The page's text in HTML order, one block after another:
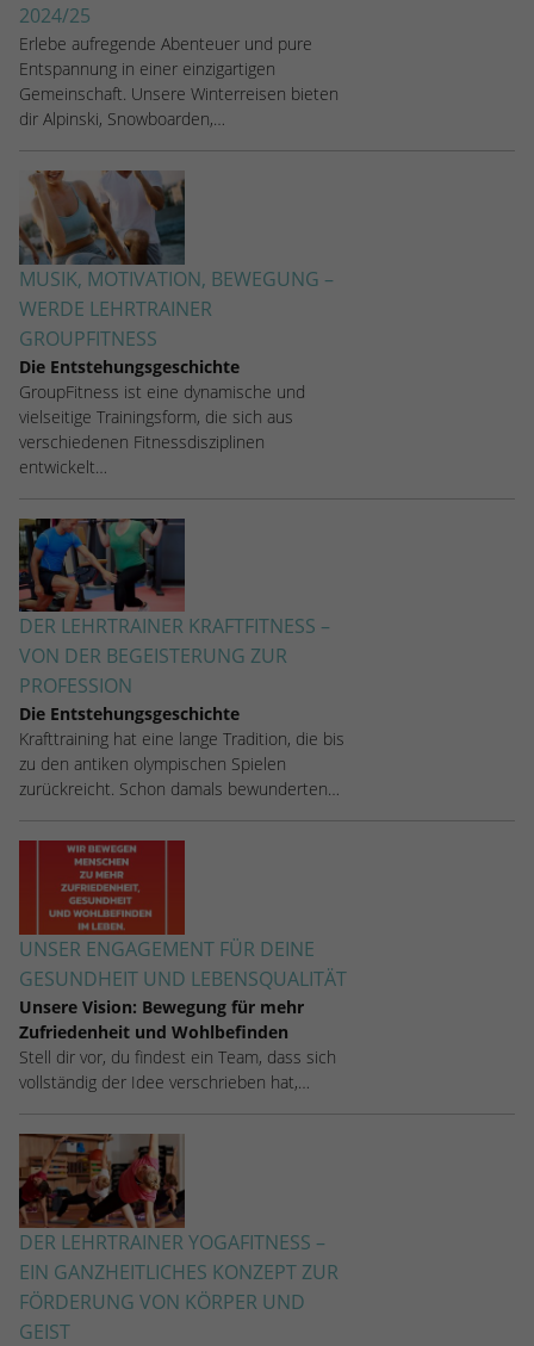
2024/25
Erlebe aufregende Abenteuer und pure
Entspannung in einer einzigartigen
Gemeinschaft. Unsere Winterreisen bieten
dir Alpinski, Snowboarden,…
MUSIK, MOTIVATION, BEWEGUNG –
WERDE LEHRTRAINER
GROUPFITNESS
Die Entstehungsgeschichte
GroupFitness ist eine dynamische und
vielseitige Trainingsform, die sich aus
verschiedenen Fitnessdisziplinen
entwickelt…
DER LEHRTRAINER KRAFTFITNESS –
VON DER BEGEISTERUNG ZUR
PROFESSION
Die Entstehungsgeschichte
Krafttraining hat eine lange Tradition, die bis
zu den antiken olympischen Spielen
zurückreicht. Schon damals bewunderten…
UNSER ENGAGEMENT FÜR DEINE
GESUNDHEIT UND LEBENSQUALITÄT
Unsere Vision: Bewegung für mehr
Zufriedenheit und Wohlbefinden
Stell dir vor, du findest ein Team, dass sich
vollständig der Idee verschrieben hat,…
DER LEHRTRAINER YOGAFITNESS –
EIN GANZHEITLICHES KONZEPT ZUR
FÖRDERUNG VON KÖRPER UND
GEIST